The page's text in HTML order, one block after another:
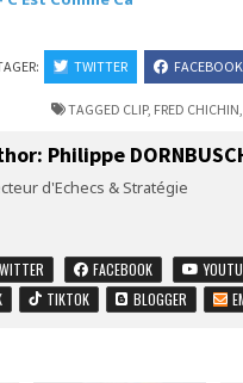
TWITTER FACEBOOK
TAGGED CLIP, FRED CHICHIN,
Philippe
d'Echecs & Stratégie
FACEBOOK
TIKTOK BLOGGER